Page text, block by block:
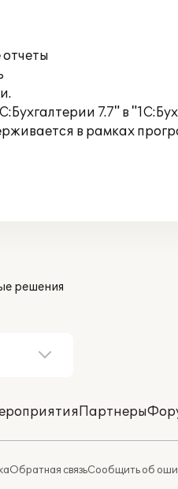
7.7" в
в рамках
решения
Партнеры
Обратная связьСообщить об